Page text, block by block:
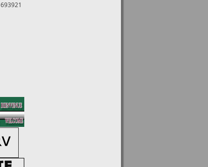
693921